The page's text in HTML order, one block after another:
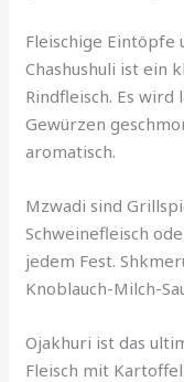
Fleischige Eintöpfe
Chashushuli ist ein
Rindfleisch. Es
Gewürzen
aromatisch.
Mzwadi sind
Schweinefleisch
jedem Fest.
Knoblauch-Milch-
Ojakhuri ist das
Fleisch mit